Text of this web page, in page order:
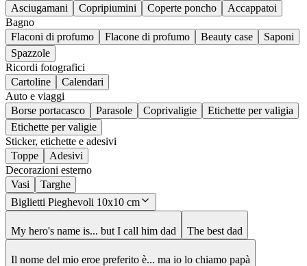
Asciugamani
Copripiumini Coperte poncho
Accappatoi
Bagno
Flaconi di profumo
Flacone di profumo Beauty case
Saponi
Spazzole
Ricordi fotografici
Cartoline
Calendari
Auto e viaggi
Borse portacasco
Parasole Coprivaligie
Etichette per valigia
Etichette per valigie
Sticker, etichette e adesivi
Toppe
Adesivi
Decorazioni esterno
Vasi
Targhe
Biglietti Pieghevoli 10x10 cm
My hero's name is... but I call him dad The best dad
Il nome del mio eroe preferito è... ma io lo chiamo papà